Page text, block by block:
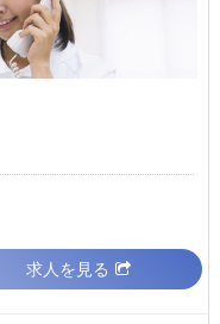
求人を見る